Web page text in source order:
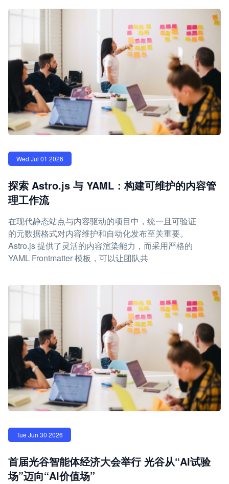
Wed Jul 01 2026
探索 Astro.js 与 YAML：构建可维护的内容管
理工作流
在现代静态站点与内容驱动的项目中，统一且可验证
的元数据格式对内容维护和自动化发布至关重要。
Astro.js 提供了灵活的内容渲染能力，而采用严格的
YAML Frontmatter 模板，可以让团队共
Tue Jun 30 2026
首届光谷智能体经济大会举行 光谷从“AI试验
场”迈向“AI价值场”